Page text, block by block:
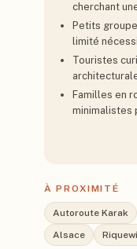
cherchant
Petits
limité
Touristes
Familles en
minimalistes
À PROXIMITÉ
Autoroute Karak
Alsace